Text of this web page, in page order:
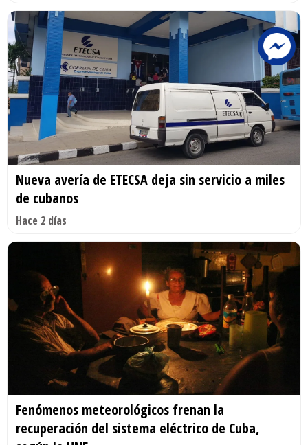
Nueva avería de ETECSA deja sin servicio a miles
de cubanos
Hace 2 días
Fenómenos meteorológicos frenan la
recuperación del sistema eléctrico de Cuba,